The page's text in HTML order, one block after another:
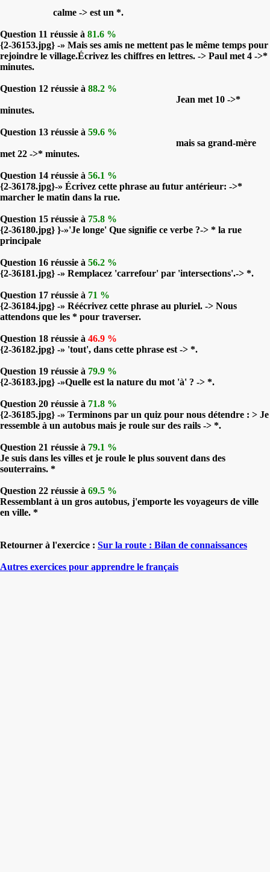
calme -> est un *.
Question 11 réussie à 81.6 %
{2-36153.jpg} -» Mais ses amis ne mettent pas le même temps pour
rejoindre le village.Écrivez les chiffres en lettres. -> Paul met 4 ->*
minutes.
Question 12 réussie à 88.2 %
Jean met 10 ->*
minutes.
Question 13 réussie à 59.6 %
mais sa grand-mère
met 22 ->* minutes.
Question 14 réussie à 56.1 %
{2-36178.jpg}-» Écrivez cette phrase au futur antérieur: ->*
marcher le matin dans la rue.
Question 15 réussie à 75.8 %
{2-36180.jpg} }-»'Je longe' Que signifie ce verbe ?-> * la rue
principale
Question 16 réussie à 56.2 %
{2-36181.jpg} -» Remplacez 'carrefour' par 'intersections'.-> *.
Question 17 réussie à 71 %
{2-36184.jpg} -» Réécrivez cette phrase au pluriel. -> Nous
attendons que les * pour traverser.
Question 18 réussie à 46.9 %
{2-36182.jpg} -» 'tout', dans cette phrase est -> *.
Question 19 réussie à 79.9 %
{2-36183.jpg} -»Quelle est la nature du mot 'à' ? -> *.
Question 20 réussie à 71.8 %
{2-36185.jpg} -» Terminons par un quiz pour nous détendre : > Je
ressemble à un autobus mais je roule sur des rails -> *.
Question 21 réussie à 79.1 %
Je suis dans les villes et je roule le plus souvent dans des
souterrains. *
Question 22 réussie à 69.5 %
Ressemblant à un gros autobus, j'emporte les voyageurs de ville
en ville. *
Retourner à l'exercice : Sur la route : Bilan de connaissances
Autres exercices pour apprendre le français